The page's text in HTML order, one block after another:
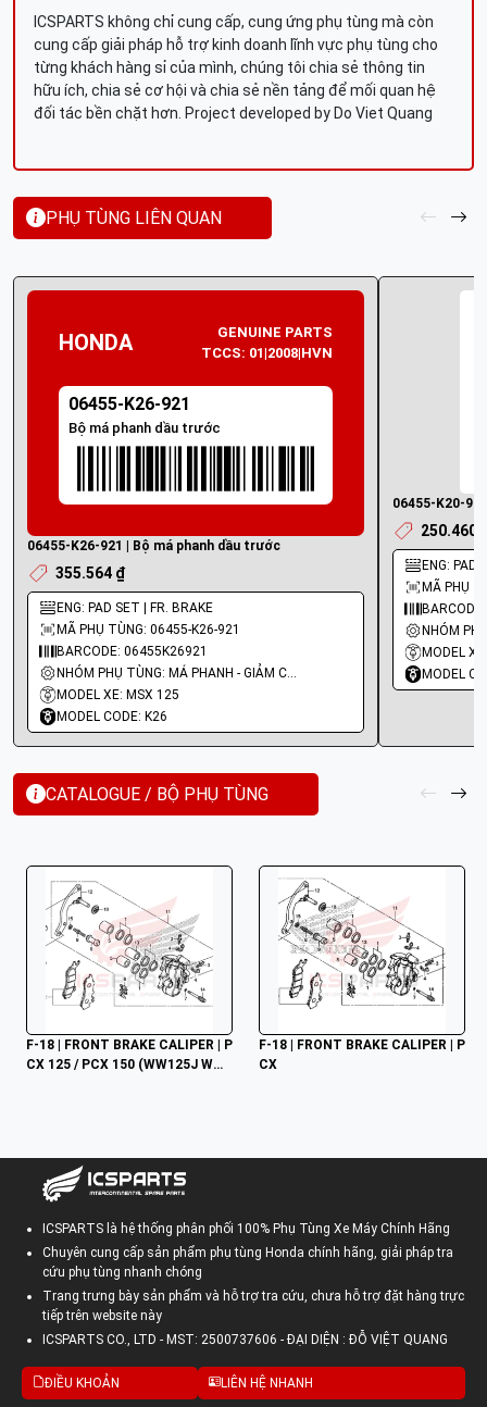
ICSPARTS không chỉ cung cấp, cung ứng phụ tùng mà còn
cung cấp giải pháp hỗ trợ kinh doanh lĩnh vực phụ tùng cho
từng khách hàng sỉ của mình, chúng tôi chia sẻ thông tin
hữu ích, chia sẻ cơ hội và chia sẻ nền tảng để mối quan hệ
đối tác bền chặt hơn. Project developed by Do Viet Quang
PHỤ TÙNG LIÊN QUAN
HONDA
GENUINE PARTS
TCCS: 01|2008|HVN
06455-K26-921
Bộ má phanh dầu trước
06455-K26-921 | Bộ má phanh dầu trước
355.564 ₫
ENG: PAD SET | FR. BRAKE
MÃ PHỤ TÙNG: 06455-K26-921
BARCODE: 06455K26921
NHÓM PHỤ TÙNG: MÁ PHANH - GIẢM CHẤN
MODEL XE: MSX 125
MODEL CODE: K26
06455-K20-
250.460
ENG: PAD
MÃ PHỤ
MODEL
MODEL
CATALOGUE / BỘ PHỤ TÙNG
F-18 | FRONT BRAKE CALIPER | P
CX 125 / PCX 150 (WW125J WW1
F-18 | FRONT BRAKE CALIPER | P
CX
ICSPARTS là hệ thống phân phối 100% Phụ Tùng Xe Máy Chính Hãng
Chuyên cung cấp sản phẩm phụ tùng Honda chính hãng, giải pháp tra
cứu phụ tùng nhanh chóng
Trang trưng bày sản phẩm và hỗ trợ tra cứu, chưa hỗ trợ đặt hàng trực
tiếp trên website này
ICSPARTS CO., LTD - MST: 2500737606 - ĐẠI DIỆN : ĐỖ VIỆT QUANG
ĐIỀU KHOẢN LIÊN HỆ NHANH